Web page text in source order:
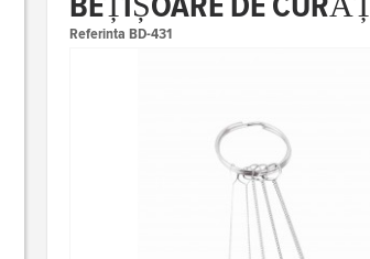
Referinta BD-431